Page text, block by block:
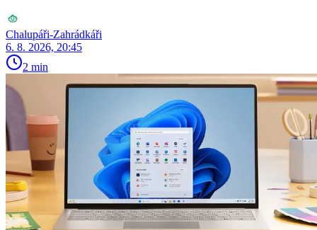
Chalupáři-Zahrádkáři
6. 8. 2026, 20:45
2 min